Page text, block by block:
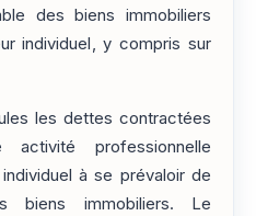
des biens immobiliers
individuel, y compris sur
les dettes contractées
professionnelle
à se prévaloir de
biens immobiliers. Le